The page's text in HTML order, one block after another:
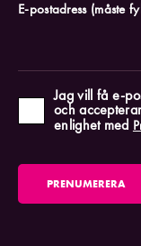
E-postadress (måste
Jag vill få e-
och
enlighet med
PRENUMERERA